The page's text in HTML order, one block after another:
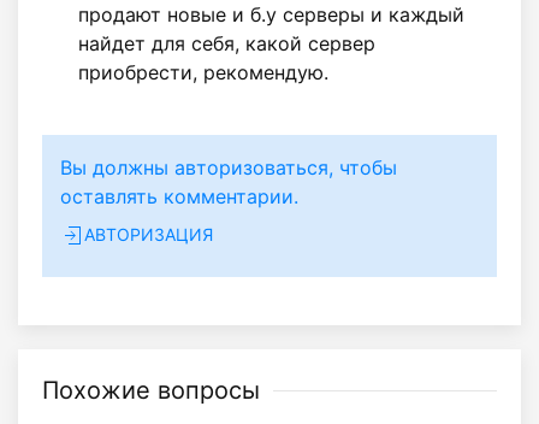
продают новые и б.у серверы и каждый
найдет для себя, какой сервер
приобрести, рекомендую.
Вы должны авторизоваться, чтобы
оставлять комментарии.
АВТОРИЗАЦИЯ
Похожие вопросы